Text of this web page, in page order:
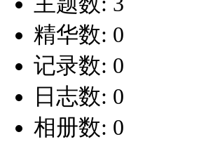
精华数: 0
记录数: 0
日志数: 0
相册数: 0